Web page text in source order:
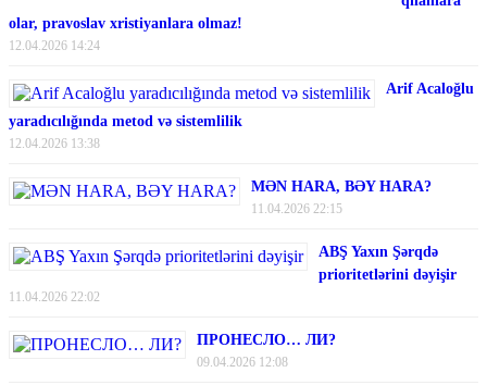
olar, pravoslav xristiyanlara olmaz!
12.04.2026 14:24
Arif Acaloğlu
yaradıcılığında metod və sistemlilik
12.04.2026 13:38
MƏN HARA, BƏY HARA?
11.04.2026 22:15
ABŞ Yaxın Şərqdə
prioritetlərini dəyişir
11.04.2026 22:02
ПРОНЕСЛО… ЛИ?
09.04.2026 12:08